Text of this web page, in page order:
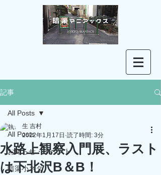
記事
All Posts
お知らせ・イベント
暗渠小ネタ
All Posts
水路上観察入門展、ラスト
は下北沢B＆B！
生 吉村
2022年1月17日 読了時間: 3分